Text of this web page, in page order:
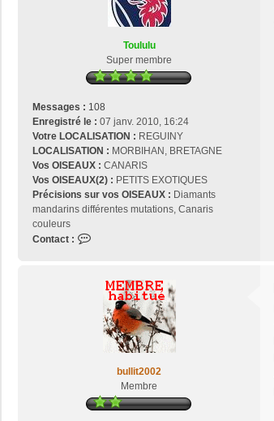
Toululu
Super membre
Messages : 108
Enregistré le : 07 janv. 2010, 16:24
Votre LOCALISATION : REGUINY
LOCALISATION : MORBIHAN, BRETAGNE
Vos OISEAUX : CANARIS
Vos OISEAUX(2) : PETITS EXOTIQUES
Précisions sur vos OISEAUX : Diamants
mandarins différentes mutations, Canaris
couleurs
Contact :
u
l
bullit2002
Membre